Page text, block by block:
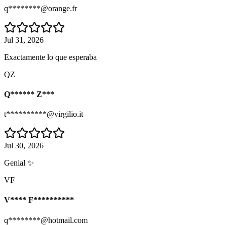
q********@orange.fr
Jul 31, 2026
Exactamente lo que esperaba
QZ
Q****** Z***
t**********@virgilio.it
Jul 30, 2026
Genial ✨
VF
V**** F**********
q********@hotmail.com